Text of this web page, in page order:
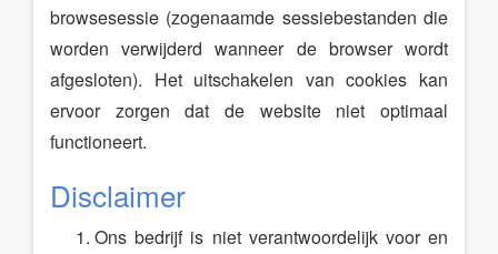
browsesessie (zogenaamde sessiebestanden die
worden verwijderd wanneer de browser wordt
afgesloten). Het uitschakelen van cookies kan
ervoor zorgen dat de website niet optimaal
functioneert.
Disclaimer
Ons bedrijf is niet verantwoordelijk voor en